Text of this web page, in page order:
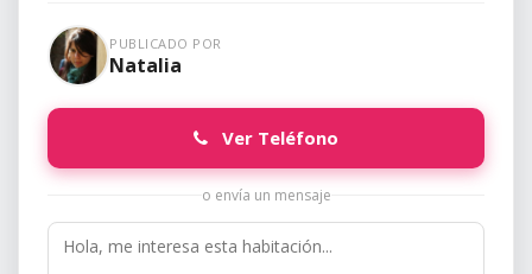
PUBLICADO POR
Natalia
Ver Teléfono
o envía un mensaje